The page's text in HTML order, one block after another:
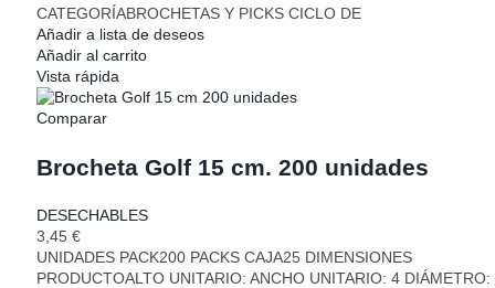
CATEGORÍABROCHETAS Y PICKS CICLO DE
Añadir a lista de deseos
Añadir al carrito
Vista rápida
Comparar
Brocheta Golf 15 cm. 200 unidades
DESECHABLES
3,45 €
UNIDADES PACK200 PACKS CAJA25 DIMENSIONES
PRODUCTOALTO UNITARIO: ANCHO UNITARIO: 4 DIÁMETRO: